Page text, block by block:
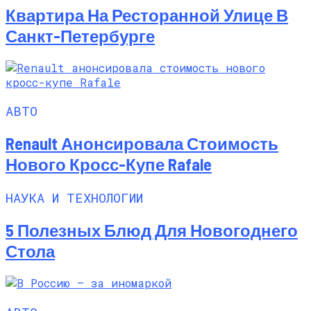
Квартира На Ресторанной Улице В
Санкт-Петербурге
АВТО
Renault Анонсировала Стоимость
Нового Кросс-Купе Rafale
НАУКА И ТЕХНОЛОГИИ
5 Полезных Блюд Для Новогоднего
Стола